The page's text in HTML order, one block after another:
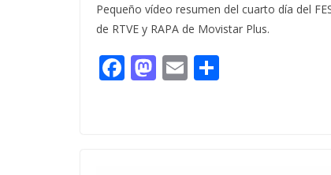
Pequeño vídeo resumen del cuarto día del
de RTVE y RAPA de Movistar Plus.
F M E